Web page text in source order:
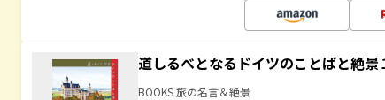
道しるべとなるドイツのことばと絶景
BOOKS 旅の名言＆絶景